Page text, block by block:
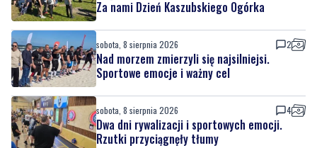
Za nami Dzień Kaszubskiego Ogórka
sobota, 8 sierpnia 2026 2
Nad morzem zmierzyli się najsilniejsi.
Sportowe emocje i ważny cel
sobota, 8 sierpnia 2026 4
Dwa dni rywalizacji i sportowych emocji.
Rzutki przyciągnęły tłumy